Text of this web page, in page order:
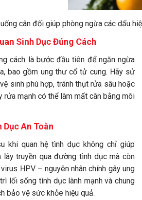
cân đối giúp phòng ngừa các dấu
Sinh Dục Đúng Cách
cách là bước đầu tiên để ngăn ngừa
bao gồm ung thư cổ tử cung. Hãy sử
sinh phù hợp, tránh thụt rửa sâu hoặc
rửa mạnh có thể làm mất cân bằng môi
Dục An Toàn
khi quan hệ tình dục không chỉ giúp
lây truyền qua đường tình dục mà còn
HPV – nguyên nhân chính gây ung
lối sống tình dục lành mạnh và chung
bảo vệ sức khỏe hiệu quả.